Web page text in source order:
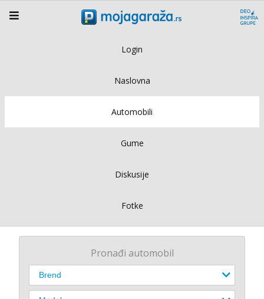
Login
Naslovna
Automobili
Gume
Diskusije
Fotke
Pronađi automobil